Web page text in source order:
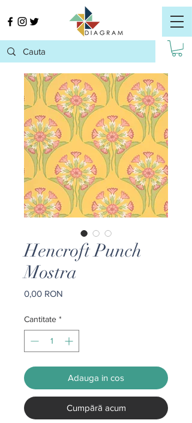
Hencroft Punch
Mostra
0,00 RON
Cantitate *
Adauga in cos
Cumpără acum